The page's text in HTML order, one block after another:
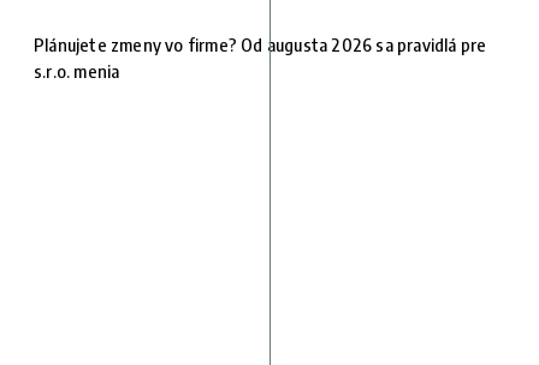
Plánujete zmeny vo firme? Od augusta 2026 sa pravidlá pre
s.r.o. menia